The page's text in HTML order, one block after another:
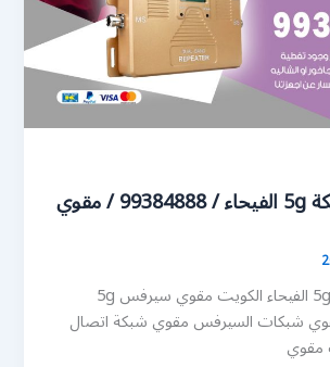
رقم مقوي شبكة 5g الفيحاء / 99384888 / مقوي
رقم مقوي شبكة 5g الفيحاء الكويت مقوي سيرفس 5g
شبكات السيرفس مقوي شبكة اتصال
مقوي